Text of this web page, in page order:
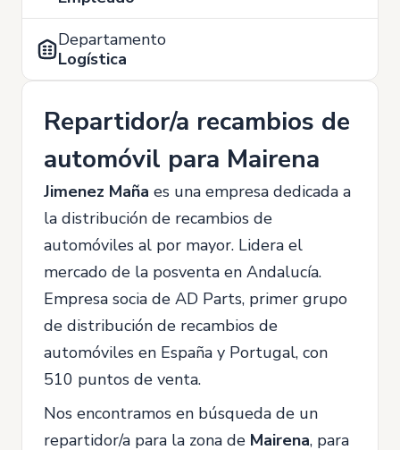
Departamento
Logística
Repartidor/a recambios de
automóvil para Mairena
Jimenez Maña es una empresa dedicada a
la distribución de recambios de
automóviles al por mayor. Lidera el
mercado de la posventa en Andalucía.
Empresa socia de AD Parts, primer grupo
de distribución de recambios de
automóviles en España y Portugal, con
510 puntos de venta.
Nos encontramos en búsqueda de un
repartidor/a para la zona de Mairena, para